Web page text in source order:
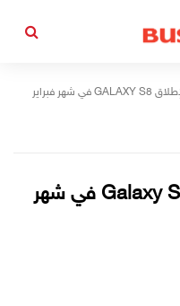
سامسونج تستعد لإطلاق GALAXY S8 في شهر فبراير
سامسونج تستعد لإطلاق Galaxy S8 في شهر